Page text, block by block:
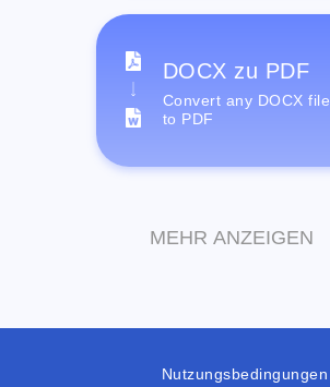
DOCX zu PDF
Convert any DOCX file
to PDF
MEHR ANZEIGEN
Nutzungsbedingungen